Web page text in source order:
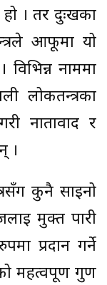
हो । तर दुःखका
आफूमा यो
नाममा
लोकतन्त्रका
नातावाद र
।
कुनै साइनो
मुक्त पारी
प्रदान गर्ने
महत्वपूर्ण गुण